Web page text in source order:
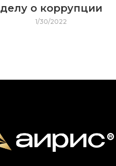
делу о коррупции
1/30/2022